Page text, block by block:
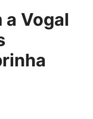
a Vogal